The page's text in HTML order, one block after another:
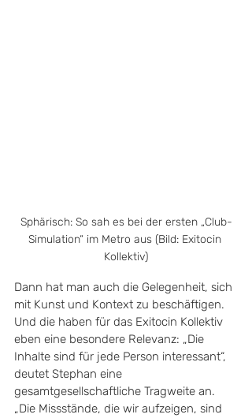
Sphärisch: So sah es bei der ersten „Club-
Simulation“ im Metro aus (Bild: Exitocin
Kollektiv)
Dann hat man auch die Gelegenheit, sich
mit Kunst und Kontext zu beschäftigen.
Und die haben für das Exitocin Kollektiv
eben eine besondere Relevanz: „Die
Inhalte sind für jede Person interessant“,
deutet Stephan eine
gesamtgesellschaftliche Tragweite an.
„Die Missstände, die wir aufzeigen, sind